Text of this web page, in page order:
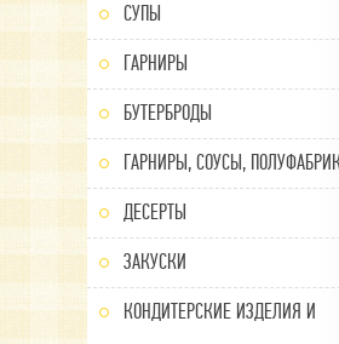
СУПЫ
ГАРНИРЫ
БУТЕРБРОДЫ
ГАРНИРЫ, СОУСЫ,
ДЕСЕРТЫ
ЗАКУСКИ
КОНДИТЕРСКИЕ ИЗДЕЛИЯ И